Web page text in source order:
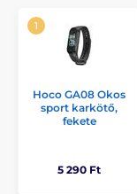
Hoco GA08 Okos
sport karkötő,
fekete
5 290 Ft